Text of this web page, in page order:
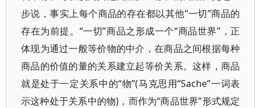
步说，事实上每个商品的存在都以其他“一切”商品的
存在为前提。“一切”商品之形成一个“商品世界”，正
体现为通过一般等价物的中介，在商品之间根据每种
商品的价值的量的关系建立起等价关系。这样，商品
就是处于一定关系中的“物”(马克思用“Sache”一词表
示这种处于关系中的物)，而作为“商品世界”形式规定